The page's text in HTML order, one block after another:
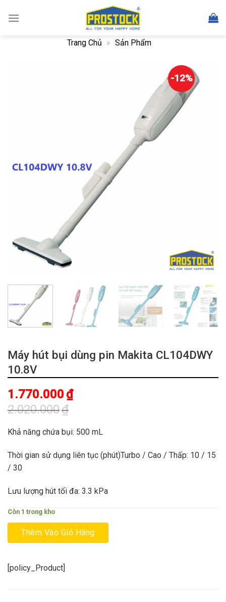
Trang Chủ » Sản Phẩm
-12%
Máy hút bụi dùng pin Makita CL104DWY
10.8V
2.020.000₫
gốc
2.020.000₫.
1.770.000 ₫
hiện
là:
1.770.000₫.
Khả năng chứa bụi: 500 mL
Thời gian sử dụng liên tục (phút)Turbo / Cao / Thấp: 10 / 15
/ 30
Lưu lượng hút tối đa: 3.3 kPa
Còn 1 trong kho
Thêm Vào Giỏ Hàng
[policy_Product]